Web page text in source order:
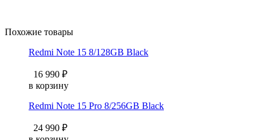
Похожие товары
Redmi Note 15 8/128GB Black
16 990 ₽
в корзину
Redmi Note 15 Pro 8/256GB Black
24 990 ₽